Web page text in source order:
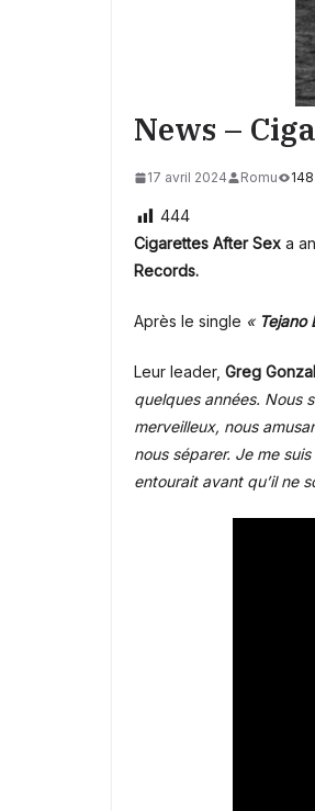
News –
17 avril 2024 Romu
444
Cigarettes After Sex a
Records.
Après le single «Tejano
Leur leader, Greg
quelques années. Nous
merveilleux, nous
nous séparer. Je me
entourait avant qu’il ne